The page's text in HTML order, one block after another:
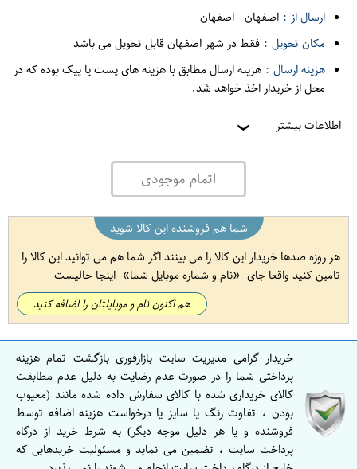
ارسال از : اصفهان-اصفهان
مکان تحویل : فقط در شهر اصفهان قابل تحویل می باشد
هزینه ارسال : هزینه ارسال مطابق با هزینه های پست یا پیک بوده که در
محل از خریدار اخذ خواهد شد.
اطلاعات بیشتر ❯
اتمام موجودی
شما هم فروشنده این کالا شوید
هر روزه صدها خریدار این کالا را می بینند اگر شما هم می توانید این کالا را
تامین کنید واقعا جای
نام و شماره موبایل شما اینجا خالیست
هم اکنون نام و موبایلتان را اضافه کنید
خریدار گرامی مدیریت سایت بازارفوری بازگشت تمام هزینه
پرداختی شما را در صورت عدم رضایت به دلیل عدم مطابقت
کالای خریداری شده با کالای سفارش داده شده مانند (معیوب
بودن ، تفاوت رنگ یا سایز یا درخواست هزینه اضافه توسط
فروشنده و یا هر دلیل موجه دیگر) به شرط خرید از درگاه
پرداخت سایت ، تضمین می نماید و مسئولیت خریدهایی که